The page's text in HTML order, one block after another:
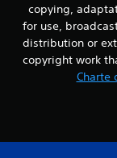
copying,
for use,
distribution or
copyright work
Charte